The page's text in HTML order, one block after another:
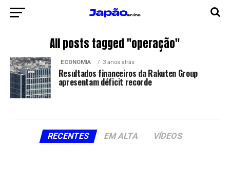
All posts tagged "operação"
ECONOMIA 3 anos atrás
Resultados financeiros da Rakuten Group
apresentam déficit recorde
RECENTES EM ALTA VÍDEOS